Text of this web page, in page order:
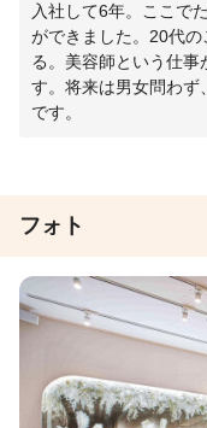
入社して6年。ここで
ができました。20代
る。美容師という仕事
す。将来は男女問わず
です。
フォト